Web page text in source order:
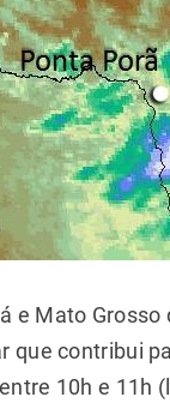
e Mato
que contribui
10h e 11h